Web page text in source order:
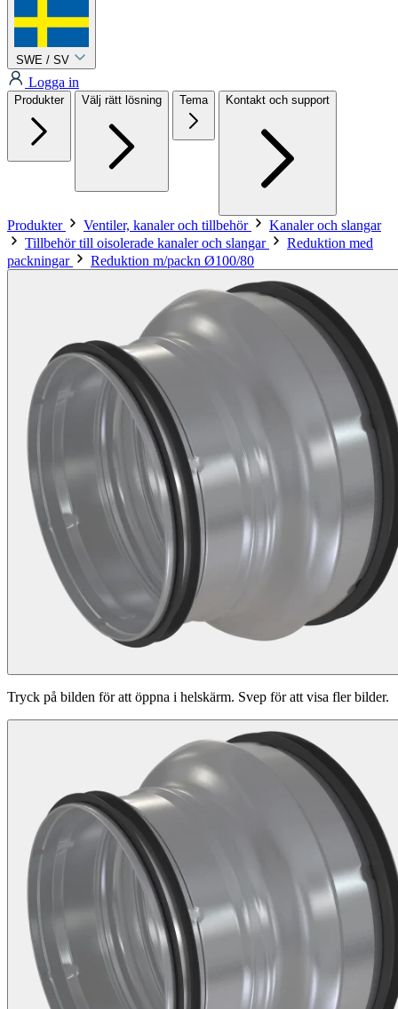
SWE / SV
Logga in
Produkter Välj rätt lösning Tema Kontakt och support
Produkter Ventiler, kanaler och tillbehör
Kanaler och slangar
Tillbehör till oisolerade kanaler och slangar
Reduktion med
packningar
Reduktion m/packn Ø100/80
Tryck på bilden för att öppna i helskärm. Svep för att visa fler bilder.